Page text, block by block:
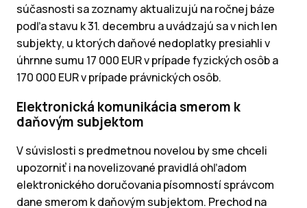
súčasnosti sa zoznamy aktualizujú na ročnej báze
podľa stavu k 31. decembru a uvádzajú sa v nich len
subjekty, u ktorých daňové nedoplatky presiahli v
úhrnne sumu 17 000 EUR v prípade fyzických osôb a
170 000 EUR v prípade právnických osôb.
Elektronická komunikácia smerom k
daňovým subjektom
V súvislosti s predmetnou novelou by sme chceli
upozorniť i na novelizované pravidlá ohľadom
elektronického doručovania písomností správcom
dane smerom k daňovým subjektom. Prechod na